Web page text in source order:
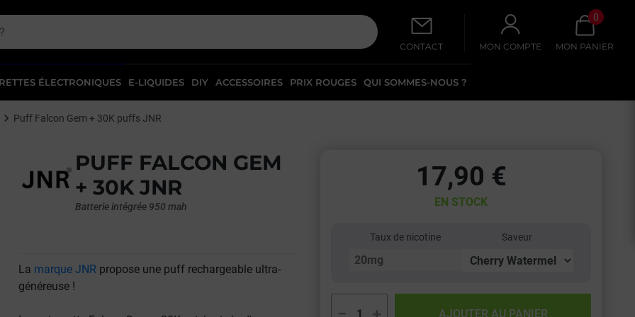
CONTACT
ÉLECTRONIQUES E-LIQUIDES DIY ACCESSOIRES PRIX ROUGES QUI SOMMES-NOUS ?
MON COMPTE
0
MON PANIER
Puff Falcon Gem + 30K puffs JNR
PUFF FALCON GEM
+ 30K JNR
Batterie intégrée 950 mah
La marque JNRpropose une puff rechargeable ultra-
généreuse !
17,90 €
EN STOCK
Taux de nicotine Saveur
AJOUTER AU PANIER